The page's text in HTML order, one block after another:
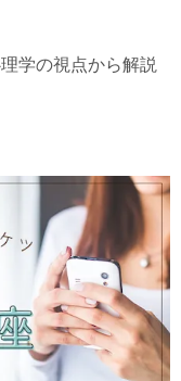
学の視点から解説